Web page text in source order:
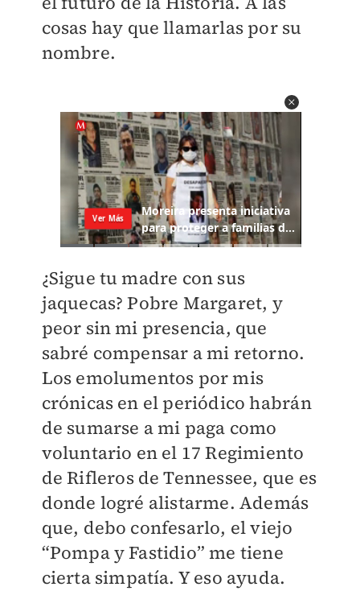
cosas hay que llamarlas por su
nombre.
¿Sigue tu madre con sus
jaquecas? Pobre Margaret, y
peor sin mi presencia, que
sabré compensar a mi retorno.
Los emolumentos por mis
crónicas en el periódico habrán
de sumarse a mi paga como
voluntario en el 17 Regimiento
de Rifleros de Tennessee, que es
donde logré alistarme. Además
que, debo confesarlo, el viejo
“Pompa y Fastidio” me tiene
cierta simpatía. Y eso ayuda.